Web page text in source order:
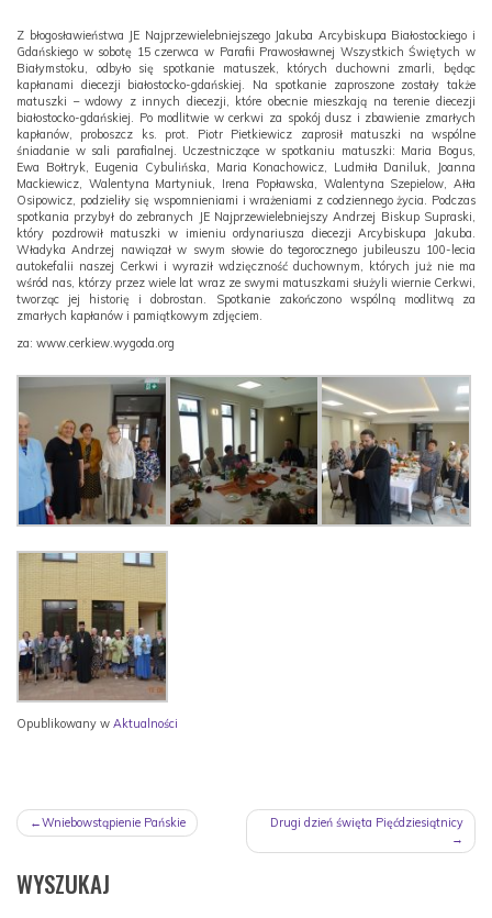
Z błogosławieństwa JE Najprzewielebniejszego Jakuba Arcybiskupa Białostockiego i
Gdańskiego w sobotę 15 czerwca w Parafii Prawosławnej Wszystkich Świętych w
Białymstoku, odbyło się spotkanie matuszek, których duchowni zmarli, będąc
kapłanami diecezji białostocko-gdańskiej.
Na spotkanie zaproszone zostały także
matuszki – wdowy z innych diecezji, które obecnie mieszkają na terenie diecezji
białostocko-gdańskiej. Po modlitwie w cerkwi za spokój dusz i zbawienie zmarłych
kapłanów, proboszcz ks. prot. Piotr Pietkiewicz zaprosił matuszki na wspólne
śniadanie w sali parafialnej. Uczestniczące w spotkaniu matuszki: Maria Bogus,
Ewa Bołtryk, Eugenia Cybulińska, Maria Konachowicz, Ludmiła Daniluk, Joanna
Mackiewicz, Walentyna Martyniuk, Irena Popławska, Walentyna Szepielow, Ałła
Osipowicz, podzieliły się wspomnieniami i wrażeniami z codziennego życia. Podczas
spotkania przybył do zebranych JE Najprzewielebniejszy Andrzej Biskup Supraski,
który pozdrowił matuszki w imieniu ordynariusza diecezji Arcybiskupa Jakuba.
Władyka Andrzej nawiązał w swym słowie do tegorocznego jubileuszu 100-lecia
autokefalii naszej Cerkwi i wyraził wdzięczność duchownym, których już nie ma
wśród nas, którzy przez wiele lat wraz ze swymi matuszkami służyli wiernie Cerkwi,
tworząc jej historię i dobrostan. Spotkanie zakończono wspólną modlitwą za
zmarłych kapłanów i pamiątkowym zdjęciem.
za: www.cerkiew.wygoda.org
Opublikowany w Aktualności
NAWIGACJA
Wniebowstąpienie Pańskie Drugi dzień święta Pięćdziesiątnicy
WYSZUKAJ